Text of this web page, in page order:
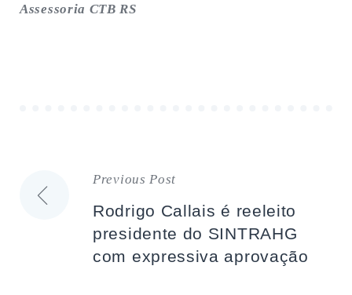
Assessoria CTB RS
Navegação
artigos
Previous Post
Rodrigo Callais é reeleito
presidente do SINTRAHG
com expressiva aprovação